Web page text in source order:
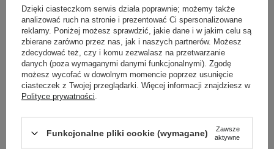
89,90 zł
80,90 zł
DODAJ DO KOSZYKA
19,90 zł
18,90 zł
DODAJ DO KOSZYKA
Dzięki ciasteczkom serwis działa poprawnie; możemy także
analizować ruch na stronie i prezentować Ci spersonalizowane
reklamy. Poniżej możesz sprawdzić, jakie dane i w jakim celu są
zbierane zarówno przez nas, jak i naszych partnerów. Możesz
zdecydować też, czy i komu zezwalasz na przetwarzanie
danych (poza wymaganymi danymi funkcjonalnymi). Zgodę
możesz wycofać w dowolnym momencie poprzez usunięcie
ciasteczek z Twojej przeglądarki. Więcej informacji znajdziesz w
Polityce prywatności
Funkcjonalne pliki cookie (wymagane)
Zawsze
aktywne